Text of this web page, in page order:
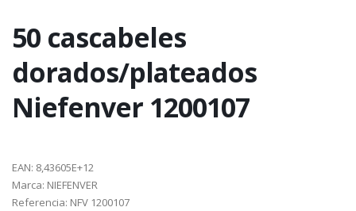
50 cascabeles
dorados/plateados
Niefenver 1200107
EAN: 8,43605E+12
Marca: NIEFENVER
Referencia: NFV 1200107